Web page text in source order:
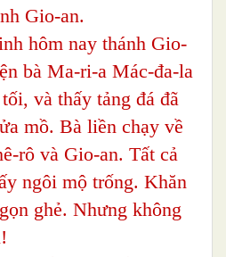
Gio-an.
hôm nay thánh Gio-
bà Ma-ri-a Mác-đa-la
và thấy tảng đá đã
mồ. Bà liền chạy về
rô và Gio-an. Tất cả
ngôi mộ trống. Khăn
ghẻ. Nhưng không